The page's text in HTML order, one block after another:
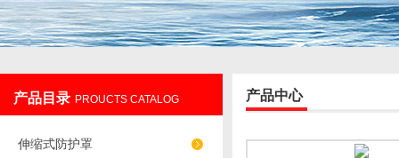
产品目录 PROUCTS CATALOG
伸缩式防护罩
产品中心